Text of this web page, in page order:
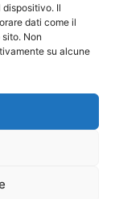
Il
dati come il
Non
su alcune
Privacy Policy